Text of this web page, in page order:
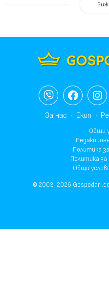
За нас Екип
Общи
Политика
Политика
Общи
© 2003-2026